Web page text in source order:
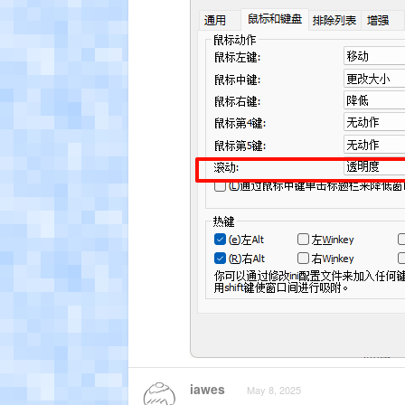
iawes May 8, 2025